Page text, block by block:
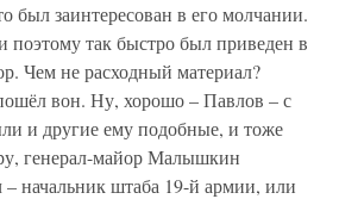
был заинтересован в его молчании.
поэтому так быстро был приведен в
Чем не расходный материал?
вон. Ну, хорошо – Павлов – с
и другие ему подобные, и тоже
генерал-майор Малышкин
начальник штаба 19-й армии, или